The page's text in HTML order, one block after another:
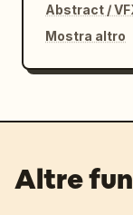
Abstract /
Mostra altro
Altre